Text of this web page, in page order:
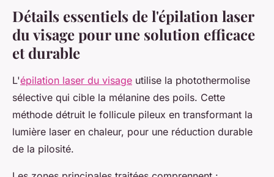
Détails essentiels de l'épilation laser
du visage pour une solution efficace
et durable
L'épilation laser du visage utilise la photothermolise
sélective qui cible la mélanine des poils. Cette
méthode détruit le follicule pileux en transformant la
lumière laser en chaleur, pour une réduction durable
de la pilosité.